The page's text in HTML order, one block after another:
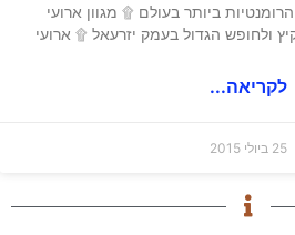
הרומנטיות ביותר בעולם ۩ מגוון ארועי
ולחופש הגדול בעמק יזרעאל ۩ ארועי
לקריאה...
25 ביולי 2015